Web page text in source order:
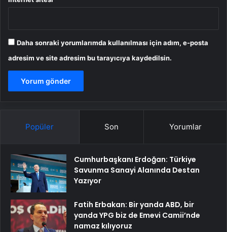
Daha sonraki yorumlarımda kullanılması için adım, e-posta
adresim ve site adresim bu tarayıcıya kaydedilsin.
Popüler Son Yorumlar
Cumhurbaşkanı Erdoğan: Türkiye
Savunma Sanayi Alanında Destan
Yazıyor
Fatih Erbakan: Bir yanda ABD, bir
yanda YPG biz de Emevi Camii’nde
namaz kılıyoruz